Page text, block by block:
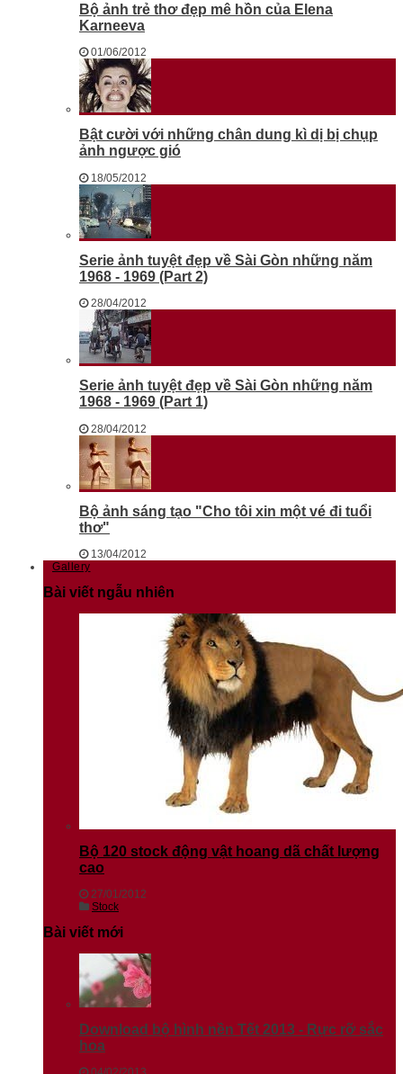
Bộ ảnh trẻ thơ đẹp mê hồn của Elena
Karneeva
01/06/2012
Bật cười với những chân dung kì dị bị chụp
ảnh ngược gió
18/05/2012
Serie ảnh tuyệt đẹp về Sài Gòn những năm
1968 - 1969 (Part 2)
28/04/2012
Serie ảnh tuyệt đẹp về Sài Gòn những năm
1968 - 1969 (Part 1)
28/04/2012
Bộ ảnh sáng tạo "Cho tôi xin một vé đi tuổi
thơ"
13/04/2012
Gallery
Bài viết ngẫu nhiên
Bộ 120 stock động vật hoang dã chất lượng
cao
27/01/2012
Stock
Bài viết mới
Download bộ hình nền Tết 2013 - Rực rỡ sắc
hoa